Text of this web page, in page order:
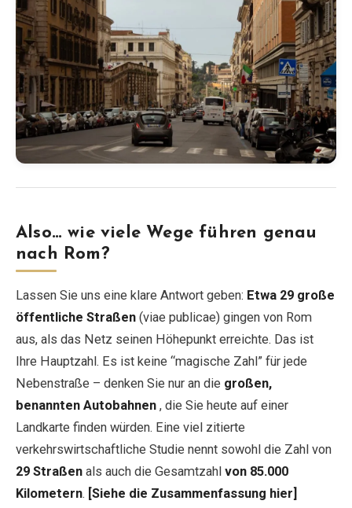
Also… wie viele Wege führen genau
nach Rom?
Lassen Sie uns eine klare Antwort geben: Etwa 29 große
öffentliche Straßen (viae publicae) gingen von Rom
aus, als das Netz seinen Höhepunkt erreichte. Das ist
Ihre Hauptzahl. Es ist keine “magische Zahl” für jede
Nebenstraße – denken Sie nur an die großen,
benannten Autobahnen , die Sie heute auf einer
Landkarte finden würden. Eine viel zitierte
verkehrswirtschaftliche Studie nennt sowohl die Zahl von
29 Straßen als auch die Gesamtzahl von 85.000
Kilometern. [Siehe die Zusammenfassung hier]